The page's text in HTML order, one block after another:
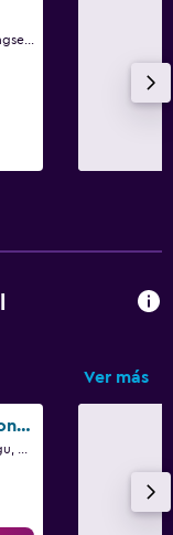
Ver más
Star Hostel Seoul Dongdaemun